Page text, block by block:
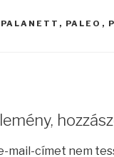
CÍMKÉK
PALANETT , PALEO ,
mail-címet nem